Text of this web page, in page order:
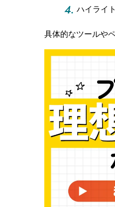
ハイライト
具体的なツールや